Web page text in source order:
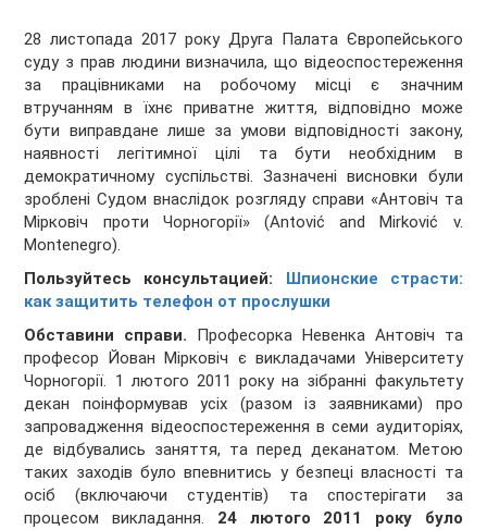
28 листопада 2017 року Друга Палата Європейського
суду з прав людини визначила, що відеоспостереження
за працівниками на робочому місці є значним
втручанням в їхнє приватне життя, відповідно може
бути виправдане лише за умови відповідності закону,
наявності легітимної цілі та бути необхідним в
демократичному суспільстві. Зазначені висновки були
зроблені Судом внаслідок розгляду справи «Антовіч та
Мірковіч проти Чорногорії» (Antović and Mirković v.
Montenegro).
Пользуйтесь консультацией: Шпионские страсти:
как защитить телефон от прослушки
Обставини справи. Професорка Невенка Антовіч та
професор Йован Мірковіч є викладачами Університету
Чорногорії. 1 лютого 2011 року на зібранні факультету
декан поінформував усіх (разом із заявниками) про
запровадження відеоспостереження в семи аудиторіях,
де відбувались заняття, та перед деканатом. Метою
таких заходів було впевнитись у безпеці власності та
осіб (включаючи студентів) та спостерігати за
процесом викладання. 24 лютого 2011 року було